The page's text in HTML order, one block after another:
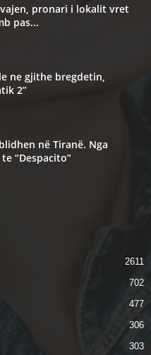
pronari i lokalit vret
pas...
ne gjithe bregdetin,
2”
në Tiranë. Nga
“Despacito”
2611
702
477
306
303